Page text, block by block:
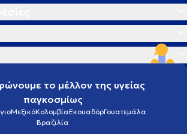
το μέλλον της υγείας
παγκοσμίως
ΜεξικόΚολομβίαΕκουαδόρΓουατεμάλα
Βραζιλία